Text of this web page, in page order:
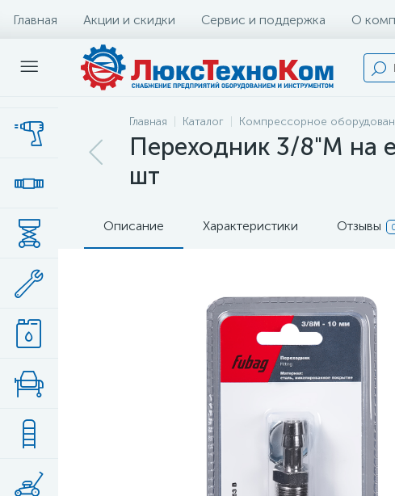
Главная Акции и скидки Сервис и поддержка О
Главная Каталог Компрессорное
Переходник 3/8"M на
шт
Описание Характеристики Отзывы